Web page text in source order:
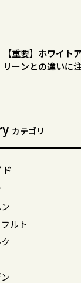
【重要】ホワイ
リーンとの違いに
カテゴリ
ルト